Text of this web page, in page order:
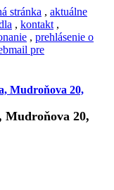
stránka , aktuálne
, kontakt ,
, prehlásenie o
pre
Mudroňova 20,